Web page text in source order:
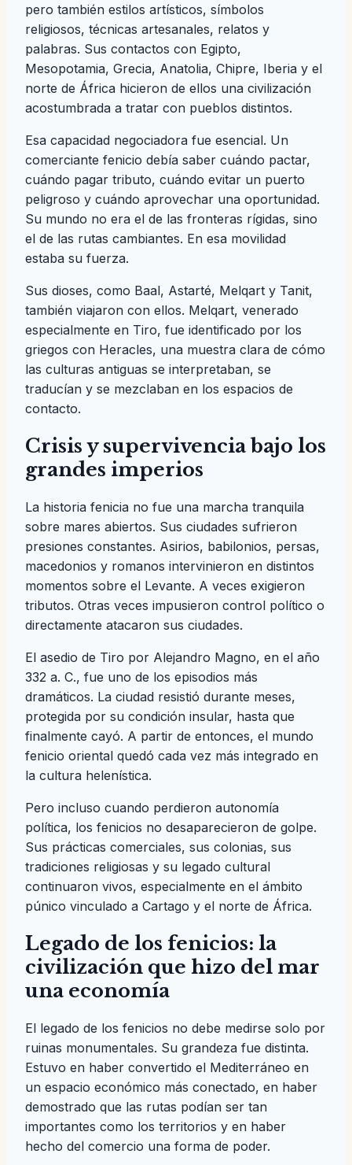
pero también estilos artísticos, símbolos
religiosos, técnicas artesanales, relatos y
palabras. Sus contactos con Egipto,
Mesopotamia, Grecia, Anatolia, Chipre, Iberia y el
norte de África hicieron de ellos una civilización
acostumbrada a tratar con pueblos distintos.
Esa capacidad negociadora fue esencial. Un
comerciante fenicio debía saber cuándo pactar,
cuándo pagar tributo, cuándo evitar un puerto
peligroso y cuándo aprovechar una oportunidad.
Su mundo no era el de las fronteras rígidas, sino
el de las rutas cambiantes. En esa movilidad
estaba su fuerza.
Sus dioses, como Baal, Astarté, Melqart y Tanit,
también viajaron con ellos. Melqart, venerado
especialmente en Tiro, fue identificado por los
griegos con Heracles, una muestra clara de cómo
las culturas antiguas se interpretaban, se
traducían y se mezclaban en los espacios de
contacto.
Crisis y supervivencia bajo los
grandes imperios
La historia fenicia no fue una marcha tranquila
sobre mares abiertos. Sus ciudades sufrieron
presiones constantes. Asirios, babilonios, persas,
macedonios y romanos intervinieron en distintos
momentos sobre el Levante. A veces exigieron
tributos. Otras veces impusieron control político o
directamente atacaron sus ciudades.
El asedio de Tiro por Alejandro Magno, en el año
332 a. C., fue uno de los episodios más
dramáticos. La ciudad resistió durante meses,
protegida por su condición insular, hasta que
finalmente cayó. A partir de entonces, el mundo
fenicio oriental quedó cada vez más integrado en
la cultura helenística.
Pero incluso cuando perdieron autonomía
política, los fenicios no desaparecieron de golpe.
Sus prácticas comerciales, sus colonias, sus
tradiciones religiosas y su legado cultural
continuaron vivos, especialmente en el ámbito
púnico vinculado a Cartago y el norte de África.
Legado de los fenicios: la
civilización que hizo del mar
una economía
El legado de los fenicios no debe medirse solo por
ruinas monumentales. Su grandeza fue distinta.
Estuvo en haber convertido el Mediterráneo en
un espacio económico más conectado, en haber
demostrado que las rutas podían ser tan
importantes como los territorios y en haber
hecho del comercio una forma de poder.